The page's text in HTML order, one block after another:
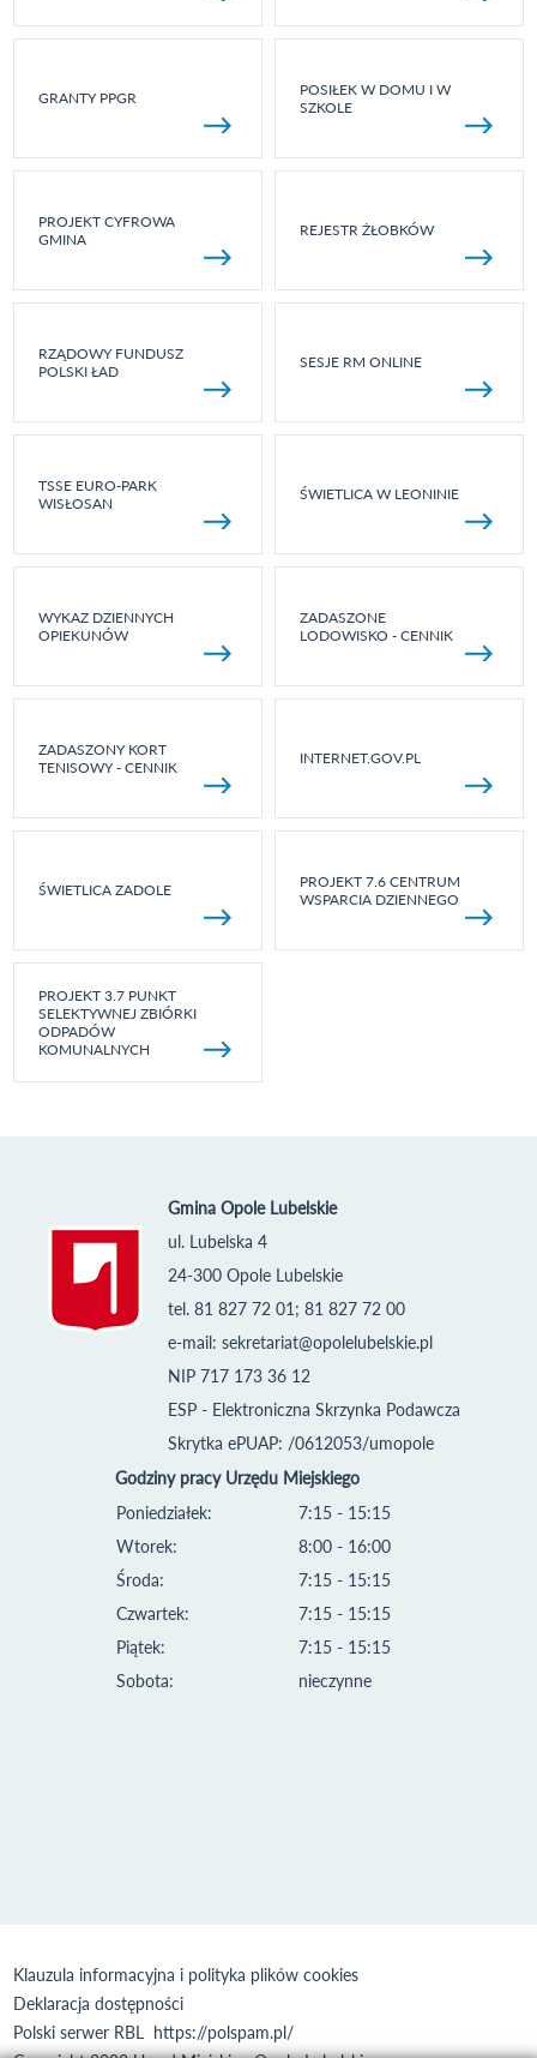
GRANTY PPGR
POSIŁEK W DOMU I W
SZKOLE
PROJEKT CYFROWA
GMINA
REJESTR ŻŁOBKÓW
RZĄDOWY FUNDUSZ
POLSKI ŁAD
SESJE RM ONLINE
TSSE EURO-PARK
WISŁOSAN
ŚWIETLICA W LEONINIE
WYKAZ DZIENNYCH
OPIEKUNÓW
ZADASZONE
LODOWISKO - CENNIK
ZADASZONY KORT
TENISOWY - CENNIK
INTERNET.GOV.PL
ŚWIETLICA ZADOLE
PROJEKT 7.6 CENTRUM
WSPARCIA DZIENNEGO
PROJEKT 3.7 PUNKT
SELEKTYWNEJ ZBIÓRKI
ODPADÓW
KOMUNALNYCH
Gmina Opole Lubelskie
ul. Lubelska 4
24-300 Opole Lubelskie
tel. 81 827 72 01; 81 827 72 00
e-mail: sekretariat@opolelubelskie.pl
NIP 717 173 36 12
ESP - Elektroniczna Skrzynka Podawcza
Skrytka ePUAP: /0612053/umopole
Godziny pracy Urzędu Miejskiego
Poniedziałek:
Wtorek:
Środa:
Czwartek:
Piątek:
Sobota:
7:15 - 15:15
8:00 - 16:00
7:15 - 15:15
7:15 - 15:15
7:15 - 15:15
nieczynne
Klauzula informacyjna i polityka plików cookies
Deklaracja dostępności
Polski serwer RBL https://polspam.pl/